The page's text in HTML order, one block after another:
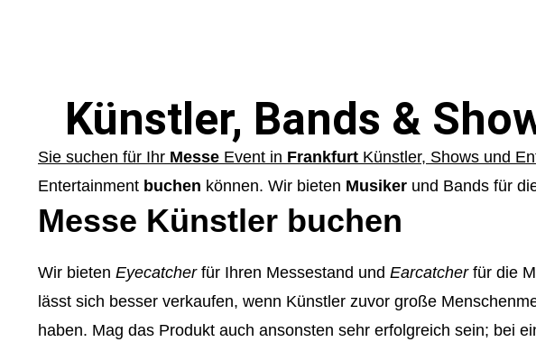
Künstler, Bands &
Sie suchen für Ihr Messe Event in Frankfurt Künstler, Shows und
Entertainment buchen können. Wir bieten Musiker und Bands für
Messe Künstler buchen
Wir bieten Eyecatcher für Ihren Messestand und Earcatcherfür die
lässt sich besser verkaufen, wenn Künstler zuvor große
haben. Mag das Produkt auch ansonsten sehr erfolgreich sein; bei